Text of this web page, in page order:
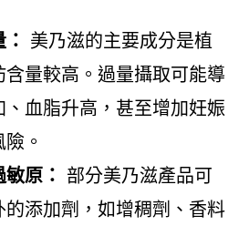
美乃滋的主要成分是植
含量較高。過量攝取可能導
、血脂升高，甚至增加妊娠
。
原：
部分美乃滋產品可
的添加劑，如增稠劑、香料